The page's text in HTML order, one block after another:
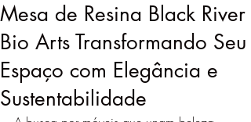
Mesa de Resina Black River
Bio Arts Transformando Seu
Espaço com Elegância e
Sustentabilidade